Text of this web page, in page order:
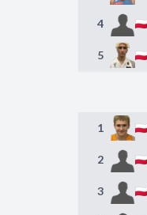
4
5
1
2
3